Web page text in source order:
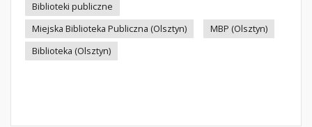
Biblioteki publiczne
Miejska Biblioteka Publiczna (Olsztyn)
MBP (Olsztyn)
Biblioteka (Olsztyn)